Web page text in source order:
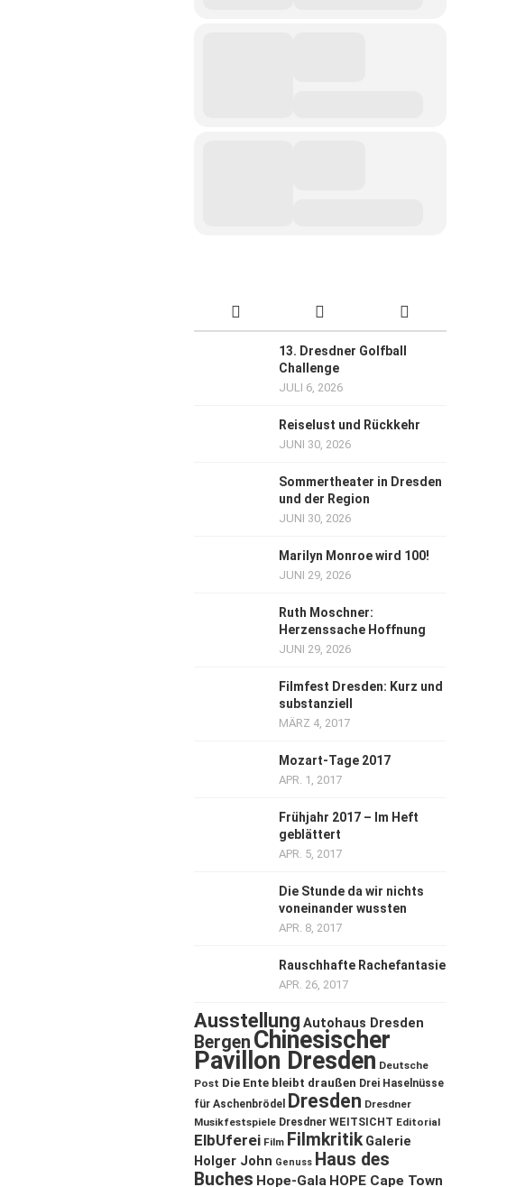
13. Dresdner Golfball
Challenge
JULI 6, 2026
Reiselust und Rückkehr
JUNI 30, 2026
Sommertheater in Dresden
und der Region
JUNI 30, 2026
Marilyn Monroe wird 100!
JUNI 29, 2026
Ruth Moschner:
Herzenssache Hoffnung
JUNI 29, 2026
Filmfest Dresden: Kurz und
substanziell
MÄRZ 4, 2017
Mozart-Tage 2017
APR. 1, 2017
Frühjahr 2017 – Im Heft
geblättert
APR. 5, 2017
Die Stunde da wir nichts
voneinander wussten
APR. 8, 2017
Rauschhafte Rachefantasie
APR. 26, 2017
Ausstellung Autohaus Dresden
Bergen Chinesischer
Pavillon Dresden Deutsche
Post Die Ente bleibt draußen Drei Haselnüsse
für Aschenbrödel
Dresden Dresdner
Musikfestspiele Dresdner WEITSICHT Editorial
ElbUferei Film Filmkritik Galerie
Holger John Genuss Haus des
Buches Hope-Gala HOPE Cape Town